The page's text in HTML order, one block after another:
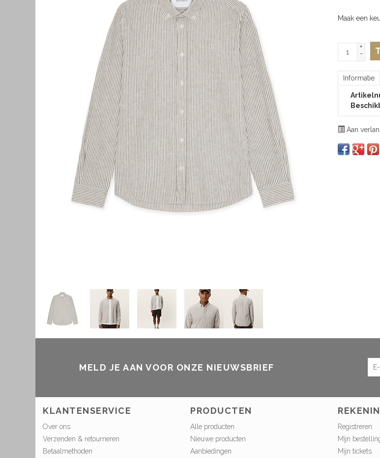
Maak een
+
-
Informatie
Aan
MELD JE AAN VOOR ONZE NIEUWSBRIEF
KLANTENSERVICE
Over ons
Verzenden & retourneren
Betaalmethoden
PRODUCTEN
Alle producten
Nieuwe producten
Aanbiedingen
Registreren
Mijn
Mijn tickets